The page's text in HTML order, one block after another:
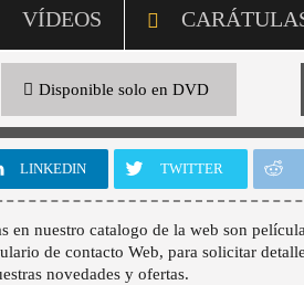
VÍDEOS
Disponible solo en DVD
LINKEDIN TWITTER
en nuestro catalogo de la web son
de contacto Web, para solicitar
novedades y ofertas.